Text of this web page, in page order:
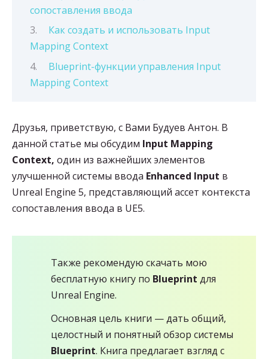
сопоставления ввода
Как создать и использовать Input
Mapping Context
Blueprint-функции управления Input
Mapping Context
Друзья, приветствую, с Вами Будуев Антон. В
данной статье мы обсудим Input Mapping
Context, один из важнейших элементов
улучшенной системы ввода Enhanced Input в
Unreal Engine 5, представляющий ассет контекста
сопоставления ввода в UE5.
Также рекомендую скачать мою
бесплатную книгу по Blueprint для
Unreal Engine.
Основная цель книги — дать общий,
целостный и понятный обзор системы
Blueprint. Книга предлагает взгляд с